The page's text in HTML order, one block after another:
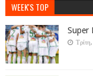
WEEK'S TOP
Super